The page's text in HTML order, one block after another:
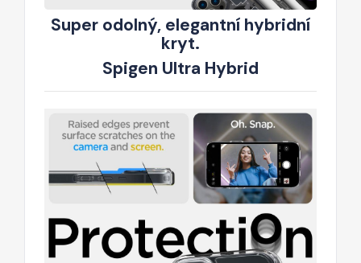
Super odolný, elegantní hybridní
kryt.
Spigen Ultra Hybrid